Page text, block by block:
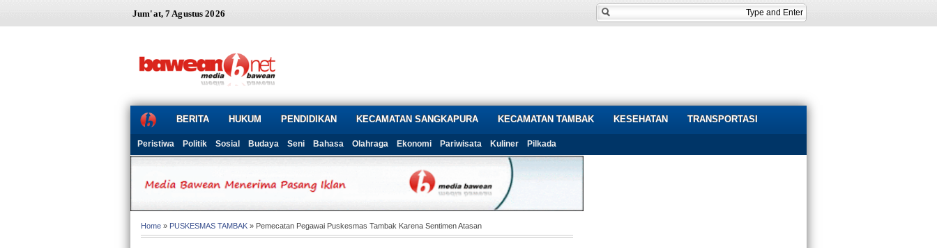
Jum'at, 7 Agustus 2026
BERITA HUKUM PENDIDIKAN KECAMATAN SANGKAPURA KECAMATAN TAMBAK KESEHATAN TRANSPORTASI
Peristiwa Politik Sosial Budaya Seni Bahasa Olahraga Ekonomi Pariwisata Kuliner Pilkada
Home » PUSKESMAS TAMBAK » Pemecatan Pegawai Puskesmas Tambak Karena Sentimen Atasan